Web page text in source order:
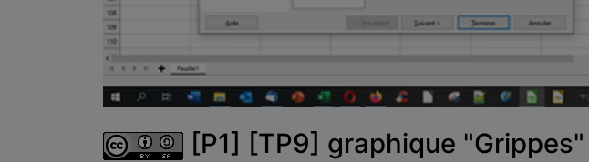
[P1] [TP9] graphique "Grippes"